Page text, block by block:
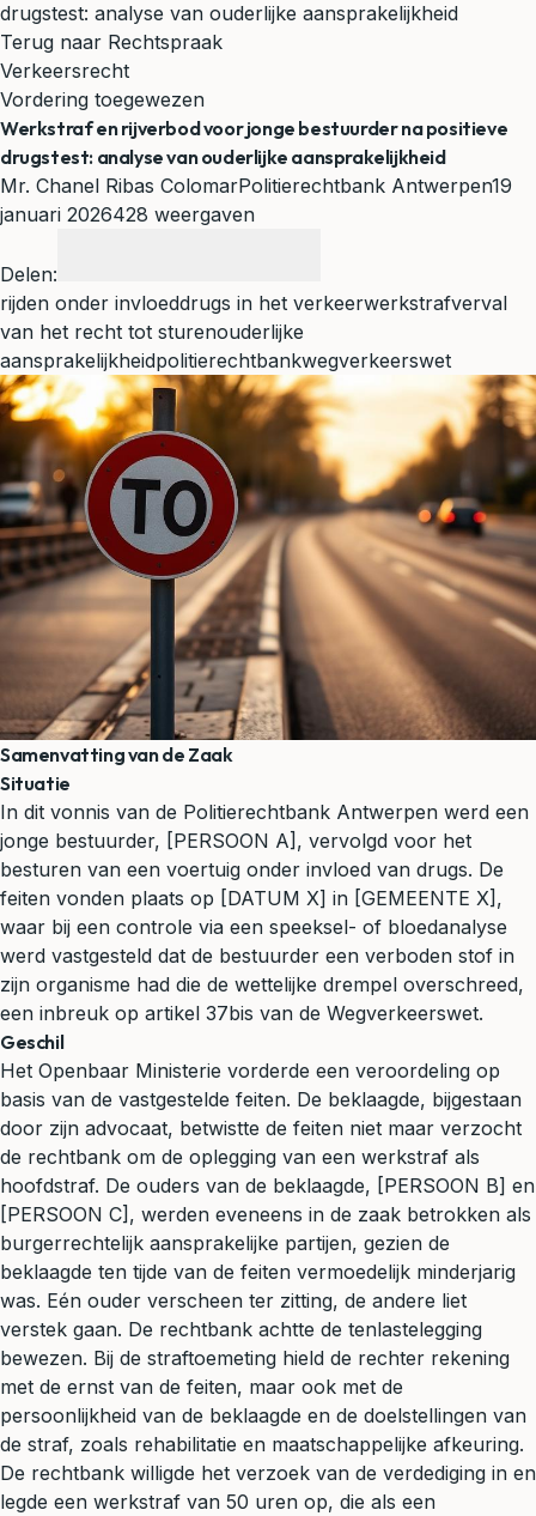
drugstest: analyse van ouderlijke aansprakelijkheid
Terug naar Rechtspraak
Verkeersrecht
Vordering toegewezen
Werkstraf en rijverbod voor jonge bestuurder na positieve
drugstest: analyse van ouderlijke aansprakelijkheid
Mr. Chanel Ribas ColomarPolitierechtbank Antwerpen19
januari 2026428 weergaven
Delen:
rijden onder invloeddrugs in het verkeerwerkstrafverval
van het recht tot sturenouderlijke
aansprakelijkheidpolitierechtbankwegverkeerswet
Samenvatting van de Zaak
Situatie
In dit vonnis van de Politierechtbank Antwerpen werd een
jonge bestuurder, [PERSOON A], vervolgd voor het
besturen van een voertuig onder invloed van drugs. De
feiten vonden plaats op [DATUM X] in [GEMEENTE X],
waar bij een controle via een speeksel- of bloedanalyse
werd vastgesteld dat de bestuurder een verboden stof in
zijn organisme had die de wettelijke drempel overschreed,
een inbreuk op artikel 37bis van de Wegverkeerswet.
Geschil
Het Openbaar Ministerie vorderde een veroordeling op
basis van de vastgestelde feiten. De beklaagde, bijgestaan
door zijn advocaat, betwistte de feiten niet maar verzocht
de rechtbank om de oplegging van een werkstraf als
hoofdstraf. De ouders van de beklaagde, [PERSOON B] en
[PERSOON C], werden eveneens in de zaak betrokken als
burgerrechtelijk aansprakelijke partijen, gezien de
beklaagde ten tijde van de feiten vermoedelijk minderjarig
was. Eén ouder verscheen ter zitting, de andere liet
verstek gaan. De rechtbank achtte de tenlastelegging
bewezen. Bij de straftoemeting hield de rechter rekening
met de ernst van de feiten, maar ook met de
persoonlijkheid van de beklaagde en de doelstellingen van
de straf, zoals rehabilitatie en maatschappelijke afkeuring.
De rechtbank willigde het verzoek van de verdediging in en
legde een werkstraf van 50 uren op, die als een